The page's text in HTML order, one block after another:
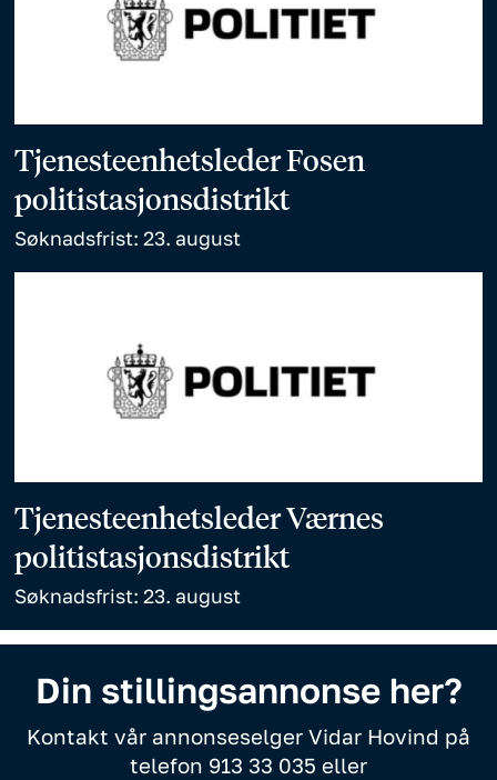
Tjenesteenhetsleder Fosen
politistasjonsdistrikt
Søknadsfrist: 23. august
Tjenesteenhetsleder Værnes
politistasjonsdistrikt
Søknadsfrist: 23. august
Din stillingsannonse her?
Kontakt vår annonseselger Vidar Hovind på
telefon 913 33 035 eller